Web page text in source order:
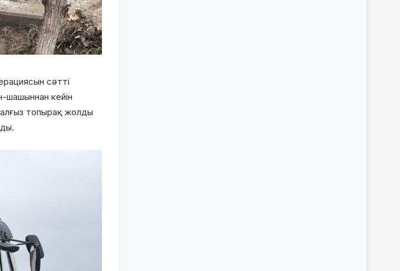
сәтті
шашыннан кейін
топырақ жолды